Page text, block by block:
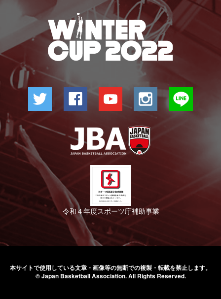
令和４年度スポーツ庁補助事業
本サイトで使用している文章・画像等の無断での複製・転載を禁止します。
© Japan Basketball Association.All Rights Reserved.